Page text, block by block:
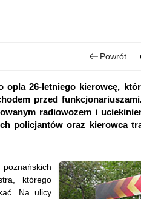
Powrót
opla 26-letniego kierowcę,
przed
radiowozem i
policjantów oraz kierowca
którego
Na ulicy